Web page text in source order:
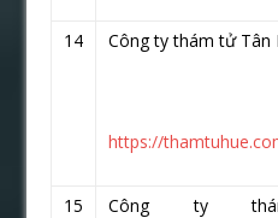
14 Công ty thám tử Tân
https://
15
Công ty